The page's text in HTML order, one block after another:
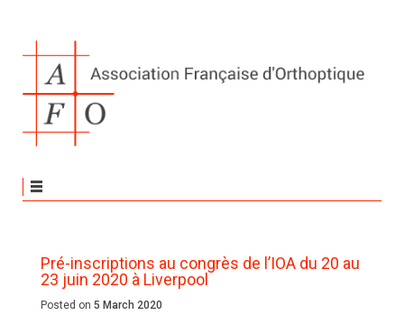
Pré-inscriptions au congrès de l’IOA du 20 au
23 juin 2020 à Liverpool
Posted on 5 March 2020